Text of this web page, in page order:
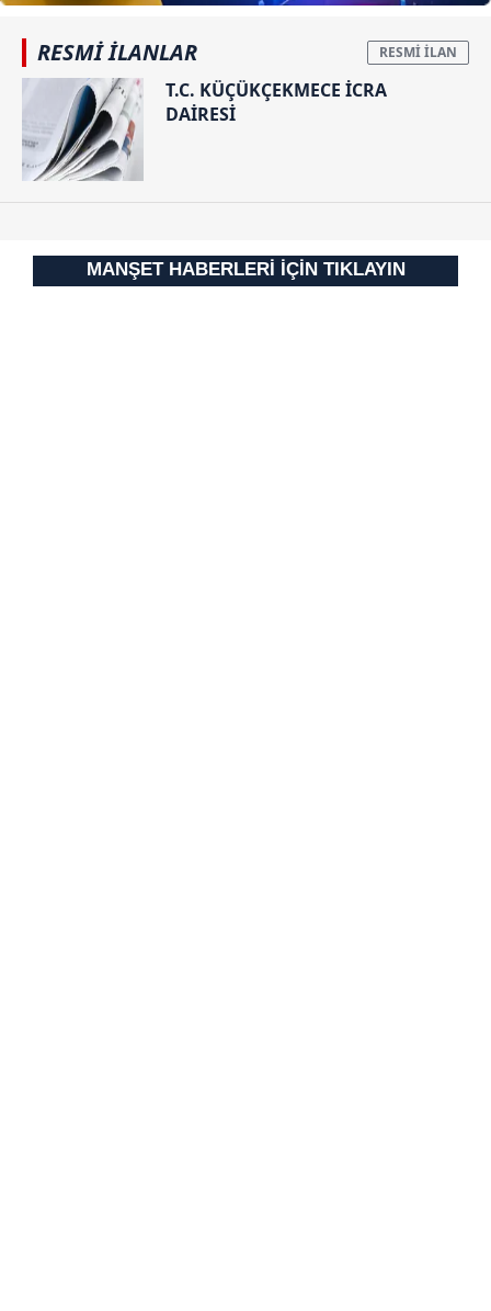
RESMİ İLANLAR
T.C. KÜÇÜKÇEKMECE İCRA
DAİRESİ
MANŞET HABERLERİ İÇİN TIKLAYIN